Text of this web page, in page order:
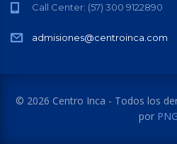
Call Center: (57) 300 9122890
admisiones@centroinca.com
© 2026 Centro Inca - Todos los
por PNG